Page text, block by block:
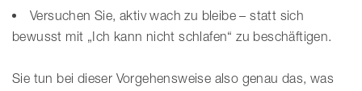
Versuchen Sie, aktiv wach zu bleibe – statt sich
bewusst mit „Ich kann nicht schlafen“ zu beschäftigen.
Sie tun bei dieser Vorgehensweise also genau das, was